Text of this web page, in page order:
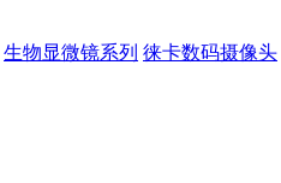
生物显微镜系列 徕卡数码摄像头